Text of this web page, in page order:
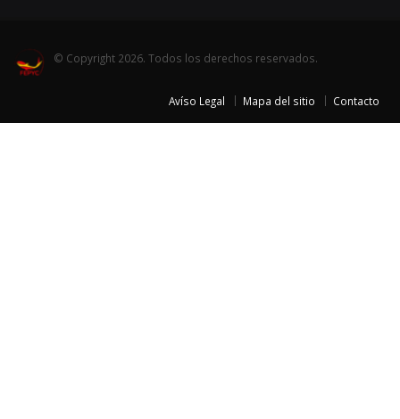
© Copyright 2026. Todos los derechos reservados.
Avíso Legal Mapa del sitio Contacto